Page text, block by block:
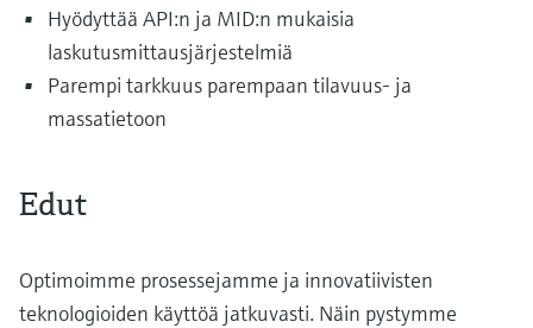
Hyödyttää API:n ja MID:n mukaisia
laskutusmittausjärjestelmiä
Parempi tarkkuus parempaan tilavuus- ja
massatietoon
Edut
Optimoimme prosessejamme ja innovatiivisten
teknologioiden käyttöä jatkuvasti. Näin pystymme